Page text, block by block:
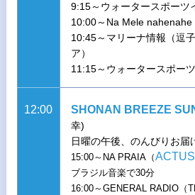
9:15～ウォータースポーツ
10:00～Na Mele nahenahe
10:45～マリーナ情報（逗
ア）
11:15～ウォータースポー
12:00 SHONAN BREEZE
幸)
日曜の午後、のんびりお届
15:00～NA PRAIA（ACTUS
ブラジル音楽で30分
16:00～GENERAL RADIO（